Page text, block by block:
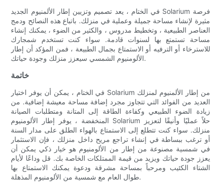
في الختام ، يعد تصميم وتزيين إطار الألمنيوم الجديد Solarium فرصة
مثيرة لإنشاء مساحة جميلة وعملية في منزلك. باتباع هذه النصائح ودمج
العناصر الطبيعية ، وتخطيط مدروس ، والكثير من الضوء ، يمكنك إنشاء
مساحة تستمتع بها لسنوات قادمة. سواء كنت تستخدم شمجارك
للاسترخاء أو الترفيه أو الاستمتاع بجمال الطبيعة ، فمن المؤكد أن إطار
الألومنيوم الشمسي سيعزز منزلك وجودة حياتك.
خاتمة
في الختام ، يمكن أن يوفر اختيار Solarium من إطار الألمنيوم لمنزلك
العديد من الفوائد التي تتجاوز مجرد إضافة مساحة معيشة إضافية. من
زيادة الضوء الطبيعي وكفاءة الطاقة إلى المتانة ومتطلبات الصيانة
المنخفضة ، يوفر إطار الألومنيوم Solarium حلاً عمليًا وأنيقًا لتعزيز
منزلك. سواء كنت تتطلع إلى الاستمتاع بالهواء الطلق على مدار السنة
أو ترغب ببساطة في إنشاء تراجع مريح داخل منزلك ، فإن الاستثمار
في شمسية مصنوعة من إطار من الألومنيوم هو خيار ذكي يمكن أن
يعزز جودة حياتك ويزيد من قيمة الممتلكات الخاصة بك. قل وداعًا لأيام
الشتاء الكئيب ومرحباً بمساحة مشرقة ودعوة يمكنك الاستمتاع بها
طوال العام مع شمسية من الألومنيوم المذهلة.